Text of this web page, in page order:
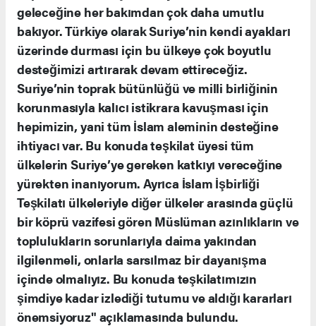
geleceğine her bakımdan çok daha umutlu
bakıyor. Türkiye olarak Suriye’nin kendi ayakları
üzerinde durması için bu ülkeye çok boyutlu
desteğimizi artırarak devam ettireceğiz.
Suriye’nin toprak bütünlüğü ve milli birliğinin
korunmasıyla kalıcı istikrara kavuşması için
hepimizin, yani tüm İslam aleminin desteğine
ihtiyacı var. Bu konuda teşkilat üyesi tüm
ülkelerin Suriye’ye gereken katkıyı vereceğine
yürekten inanıyorum. Ayrıca İslam İşbirliği
Teşkilatı ülkeleriyle diğer ülkeler arasında güçlü
bir köprü vazifesi gören Müslüman azınlıkların ve
toplulukların sorunlarıyla daima yakından
ilgilenmeli, onlarla sarsılmaz bir dayanışma
içinde olmalıyız. Bu konuda teşkilatımızın
şimdiye kadar izlediği tutumu ve aldığı kararları
önemsiyoruz" açıklamasında bulundu.